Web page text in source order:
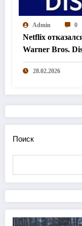
Admin 0
Netflix
Warner Bros.
28.02.2026
Поиск